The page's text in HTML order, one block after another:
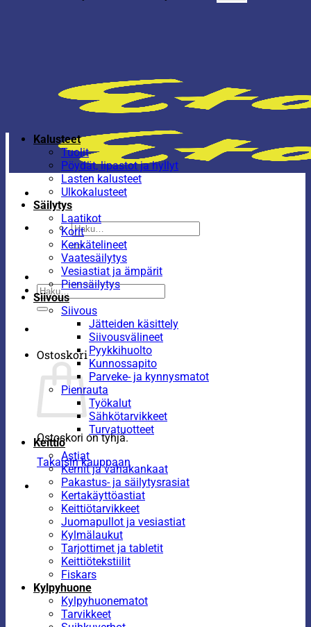
Etsi:
Etsi:
Ostoskori
Ostoskori on tyhjä.
Takaisin kauppaan
Kalusteet
Tuolit
Pöydät, lipastot ja hyllyt
Lasten kalusteet
Ulkokalusteet
Säilytys
Laatikot
Korit
Kenkätelineet
Vaatesäilytys
Vesiastiat ja ämpärit
Piensäilytys
Siivous
Siivous
Jätteiden käsittely
Siivousvälineet
Pyykkihuolto
Kunnossapito
Parveke- ja kynnysmatot
Pienrauta
Työkalut
Sähkötarvikkeet
Turvatuotteet
Keittiö
Astiat
Kernit ja vahakankaat
Pakastus- ja säilytysrasiat
Kertakäyttöastiat
Keittiötarvikkeet
Juomapullot ja vesiastiat
Kylmälaukut
Tarjottimet ja tabletit
Keittiötekstiilit
Fiskars
Kylpyhuone
Kylpyhuonematot
Tarvikkeet